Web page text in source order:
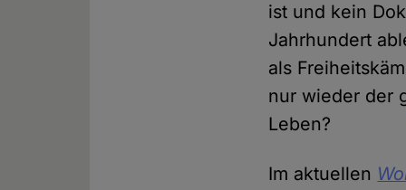
ist und kein
Jahrhundert
als
nur wieder der
Leben?
Im aktuellen